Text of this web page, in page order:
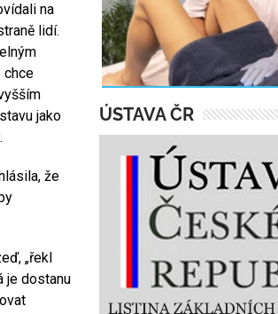
na
lidí.
chce
jako
že
„řekl
je dostanu
ÚSTAVA ČR